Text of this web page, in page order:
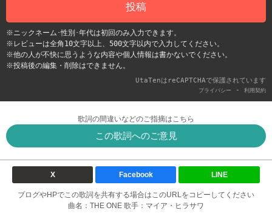
投稿
※ニックネーム･性別･年代は初回のみ入力できます。
※レビューは全角10文字以上、500文字以内で入力してください。
※他の人が不快に思うような内容や個人情報は書かないでください。
※投稿後の編集・削除はできません。
UtaTenはreCAPTCHAで保護されています
プライバシー - 利用契約
歌詞の間違いなどのご指摘はこちら
この歌詞へのご意見
X Facebook LINE
ブログやHPでこの歌詞を共有する場合はこのURLをコピーしてください
曲名：THE ONE 歌手：マイア・ヒラサワ